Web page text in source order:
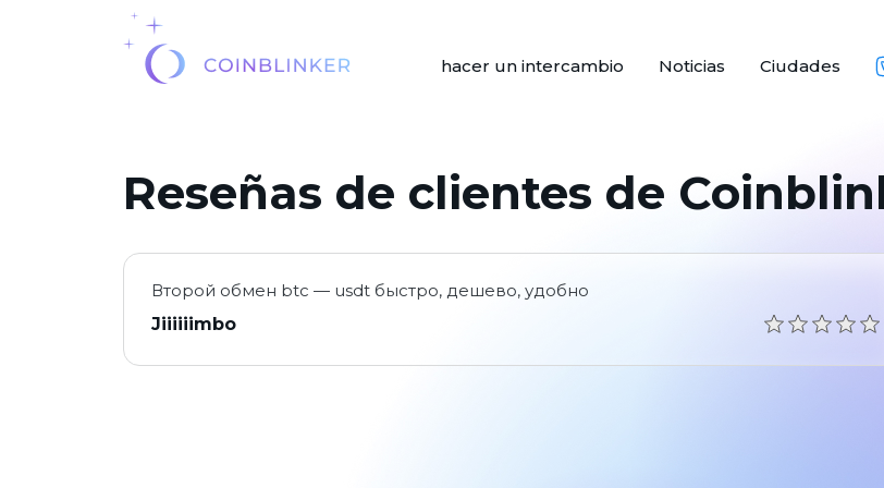
hacer un intercambio Noticias Ciudades
Reseñas de clientes de
Второй обмен btc — usdt быстро, дешево, удобно
Jiiiiiimbo